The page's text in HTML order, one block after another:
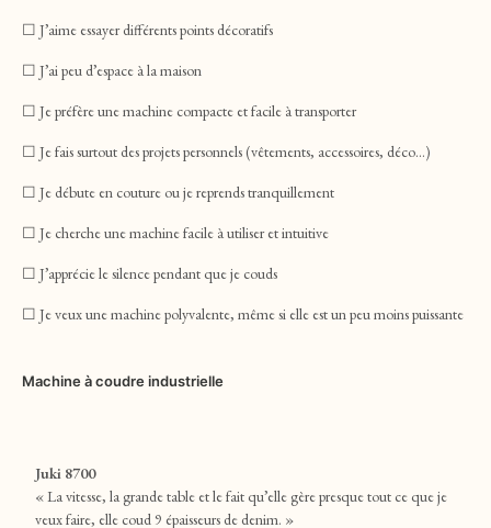
☐ J’aime essayer différents points décoratifs
☐ J’ai peu d’espace à la maison
☐ Je préfère une machine compacte et facile à transporter
☐ Je fais surtout des projets personnels (vêtements, accessoires, déco…)
☐ Je débute en couture ou je reprends tranquillement
☐ Je cherche une machine facile à utiliser et intuitive
☐ J’apprécie le silence pendant que je couds
☐ Je veux une machine polyvalente, même si elle est un peu moins puissante
Machine à coudre industrielle
Juki 8700
« La vitesse, la grande table et le fait qu’elle gère presque tout ce que je
veux faire, elle coud 9 épaisseurs de denim. »